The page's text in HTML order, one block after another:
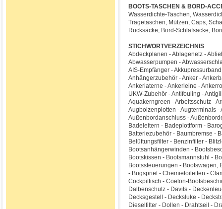
BOOTS-TASCHEN & BORD-
Wasserdichte-Taschen,
Tragetaschen, Mützen, Caps,
Rucksäcke, Bord-Schlafsäcke,
STICHWORTVERZEICHNIS
Abdeckplanen - Ablagenetz -
Abwasserpumpen -
AIS-Empfänger -
Anhängerzubehör - Anker -
Ankerlaterne - Ankerleine -
UKW-Zubehör - Antifouling -
Aquakerngreen - Arbeitsschutz -
Augbolzenplotten - Augterminals -
Außenbordanschluss -
Badeleitern - Badeplottform -
Batteriezubehör - Baumbremse -
Belüftungsfilter - Benzinfilter -
Bootsanhängerwinden -
Bootskissen - Bootsmannstuhl -
Bootssteuerungen - Bootswagen,
- Bugspriet - Chemietoiletten -
Cockpittisch - Coelon-
Dalbenschutz - Davits -
Decksgestell - Decksluke -
Dieselfilter - Dollen - Drahtseil -